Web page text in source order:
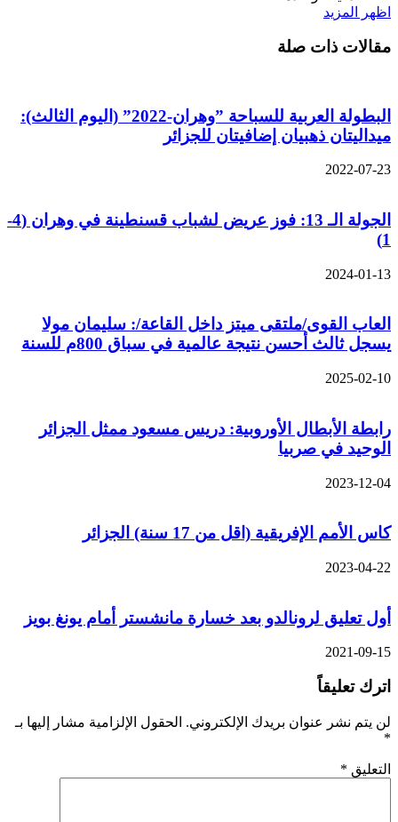
اظهر المزيد
مقالات ذات صلة
البطولة العربية للسباحة ”وهران-2022” (اليوم الثالث):
ميداليتان ذهبيان إضافيتان للجزائر
2022-07-23
الجولة الـ 13: فوز عريض لشباب قسنطينة في وهران (4-
1)
2024-01-13
العاب القوى/ملتقى ميتز داخل القاعة/: سليمان مولا
يسجل ثالث أحسن نتيجة عالمية في سباق 800م للسنة
2025-02-10
رابطة الأبطال الأوروبية: دريس مسعود ممثل الجزائر
الوحيد في صربيا
2023-12-04
كاس الأمم الإفريقية (اقل من 17 سنة) الجزائر
2023-04-22
أول تعليق لرونالدو بعد خسارة مانشستر أمام يونغ بويز
2021-09-15
اترك تعليقاً
لن يتم نشر عنوان بريدك الإلكتروني. الحقول الإلزامية مشار إليها بـ
*
التعليق *